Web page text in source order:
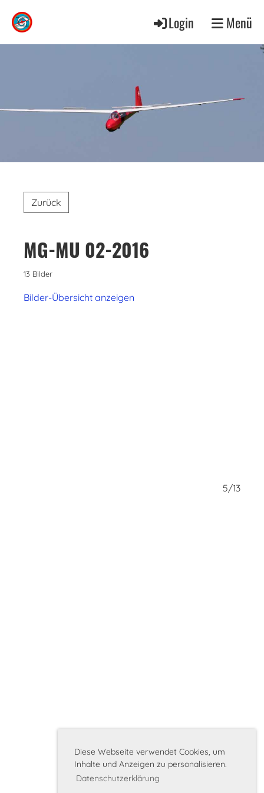
Diese Webseite verwendet Cookies, um
Inhalte und Anzeigen zu personalisieren.
Datenschutzerklärung
Login Menü
Zurück
MG-MU 02-2016
13 Bilder
Bilder-Übersicht anzeigen
5/13